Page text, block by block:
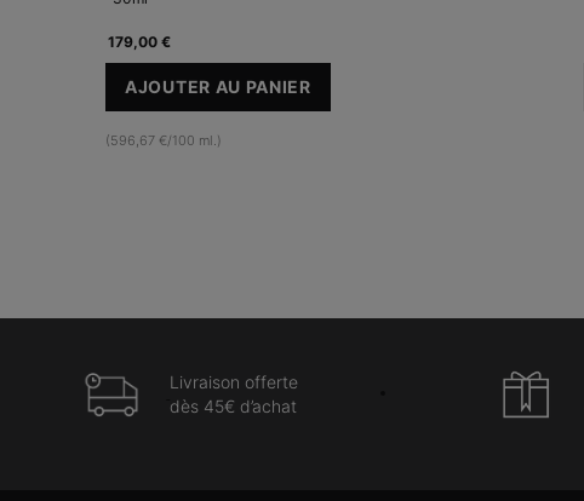
179,00 €
AJOUTER AU PANIER
A.G.E. INTERRUPTER ULTRA SERUM
(596,67 €/100 ml.)
Livraison offerte
dès 45€ d’achat